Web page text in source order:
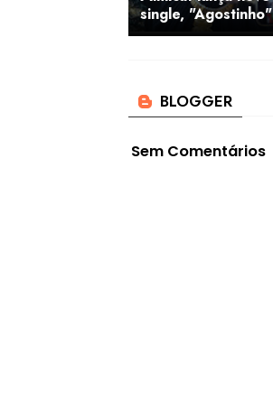
single, "Agostinho"
Sem Comentários